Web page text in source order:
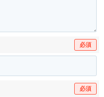
必須
必須